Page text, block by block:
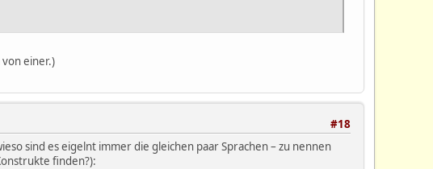
einer.)
#18
sind es eigelnt immer die gleichen paar Sprachen – zu nennen
finden?):